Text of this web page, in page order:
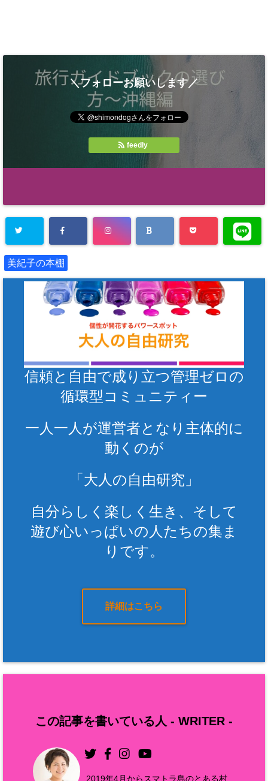
＼フォローお願いします／
feedly
美紀子の本棚
信頼と自由で成り立つ管理ゼロの
循環型コミュニティー
一人一人が運営者となり主体的に
動くのが
「大人の自由研究」
自分らしく楽しく生き、そして
遊び心いっぱいの人たちの集ま
りです。
詳細はこちら
この記事を書いている人 - WRITER -
2019年4月からスマトラ島のとある村